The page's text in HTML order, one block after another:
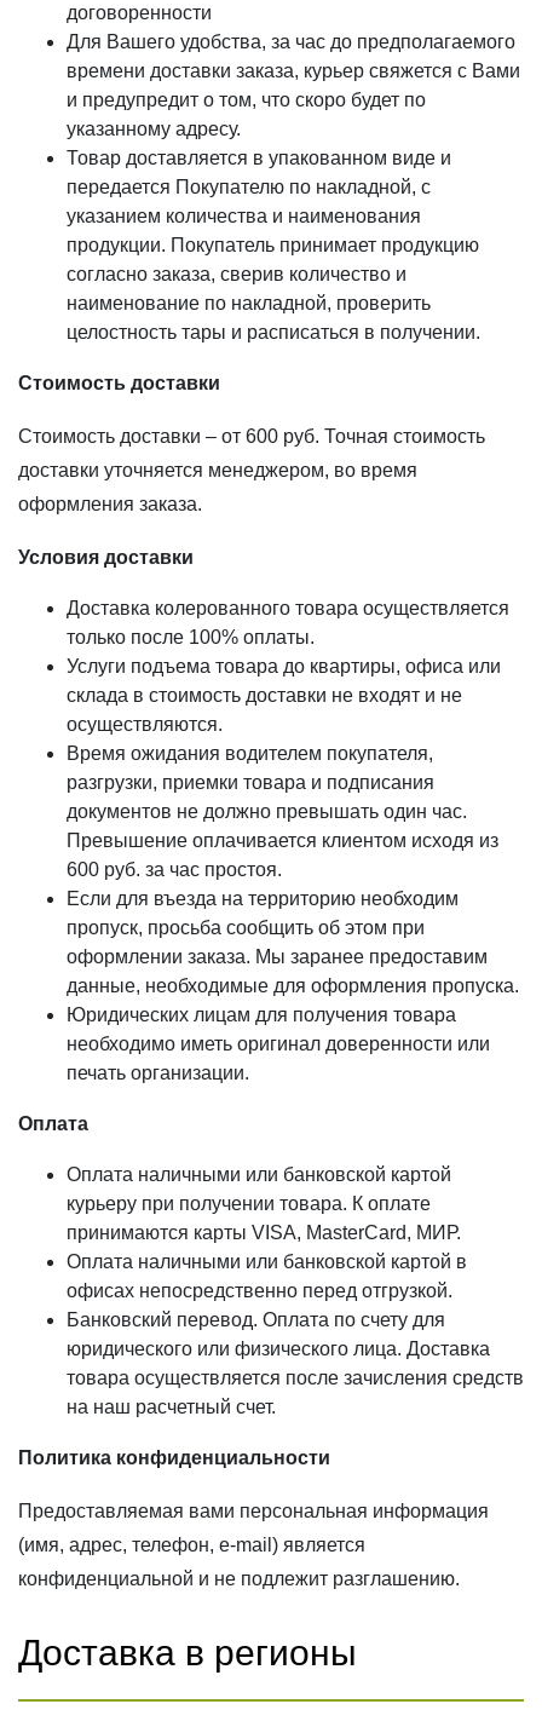
ТЕРМОДЕРЕВО
Термососна
Термолиственница
Термокедр
Термолипа
Термоясень
Терморадиата
Термоабаш
Термокумару
Teknos
G-Nature
Dusberg
WoodSol
ГЕРМЕТИКИ
Bau Holz Color
CHEMICALS
КРЕПЕЖ
Гвоздек
ПРОЧЕЕ
Слэбы
Эпоксидная смола
Клей
Green Board
Топливные брикеты
Топливные брикеты RUF
Топливные пеллеты
УСЛУГИ
Укладка террас и палуб
Окраска погонажа
Брашировка дерева
Окрашенное дерево
договоренности
Для Вашего удобства, за час до предполагаемого
времени доставки заказа, курьер свяжется с Вами
и предупредит о том, что скоро будет по
указанному адресу.
Товар доставляется в упакованном виде и
передается Покупателю по накладной, с
указанием количества и наименования
продукции. Покупатель принимает продукцию
согласно заказа, сверив количество и
наименование по накладной, проверить
целостность тары и расписаться в получении.
Стоимость доставки
Стоимость доставки – от 600 руб. Точная стоимость
доставки уточняется менеджером, во время
оформления заказа.
Условия доставки
Доставка колерованного товара осуществляется
только после 100% оплаты.
Услуги подъема товара до квартиры, офиса или
склада в стоимость доставки не входят и не
осуществляются.
Время ожидания водителем покупателя,
разгрузки, приемки товара и подписания
документов не должно превышать один час.
Превышение оплачивается клиентом исходя из
600 руб. за час простоя.
Если для въезда на территорию необходим
пропуск, просьба сообщить об этом при
оформлении заказа. Мы заранее предоставим
данные, необходимые для оформления пропуска.
Юридических лицам для получения товара
необходимо иметь оригинал доверенности или
печать организации.
Оплата
Оплата наличными или банковской картой
курьеру при получении товара. К оплате
принимаются карты VISA, MasterCard, МИР.
Оплата наличными или банковской картой в
офисах непосредственно перед отгрузкой.
Банковский перевод. Оплата по счету для
юридического или физического лица. Доставка
товара осуществляется после зачисления средств
на наш расчетный счет.
Политика конфиденциальности
Предоставляемая вами персональная информация
(имя, адрес, телефон, e-mail) является
конфиденциальной и не подлежит разглашению.
Доставка в регионы